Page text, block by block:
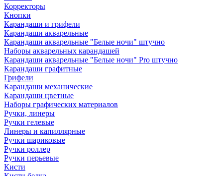
Корректоры
Кнопки
Карандаши и грифели
Карандаши акварельные
Карандаши акварельные "Белые ночи" штучно
Наборы акварельных карандашей
Карандаши акварельные "Белые ночи" Pro штучно
Карандаши графитные
Грифели
Карандаши механические
Карандаши цветные
Наборы графических материалов
Ручки, линеры
Ручки гелевые
Линеры и капиллярные
Ручки шариковые
Ручки роллер
Ручки перьевые
Кисти